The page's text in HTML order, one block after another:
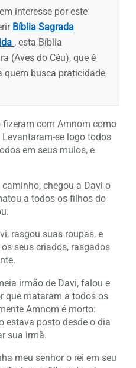
interesse por este
Bíblia Sagrada
, esta Bíblia
(Aves do Céu), que é
quem busca praticidade
fizeram com Amnom como
se logo todos
em seus mulos, e
chegou a Davi o
a todos os filhos do
rasgou suas roupas, e
seus criados, rasgados
irmão de Davi, falou e
que mataram a todos os
Amnom é morto:
estava posto desde o dia
sua irmã.
meu senhor o rei em seu